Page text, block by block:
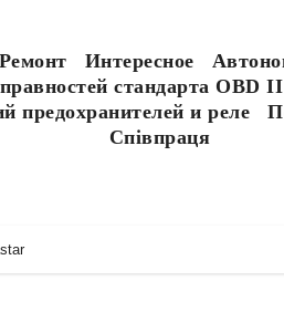
Ремонт Интересное
стандарта OBD II
предохранителей и реле
Співпраця